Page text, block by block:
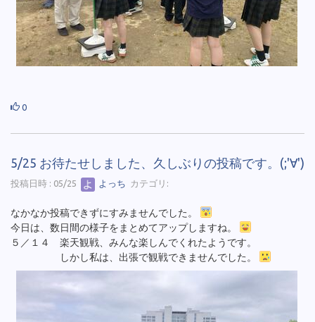
0
5/25 お待たせしました、久しぶりの投稿です。(;'∀')
投稿日時 : 05/25 よっち カテゴリ:
なかなか投稿できずにすみませんでした。
今日は、数日間の様子をまとめてアップしますね。
５／１４ 楽天観戦、みんな楽しんでくれたようです。
しかし私は、出張で観戦できませんでした。